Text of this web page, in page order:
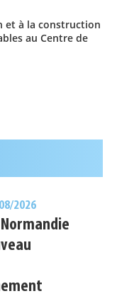
et à la construction
au Centre de
2026